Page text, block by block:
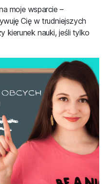
moje wsparcie –
Cię w trudniejszych
kierunek nauki, jeśli tylko